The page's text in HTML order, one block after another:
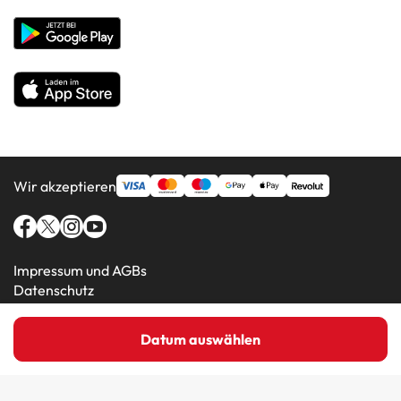
Datum auswählen
Alle Hotels
Wir akzeptieren
Impressum und AGBs
Datenschutz
Amimir.com (C) 2016-2026 - Viajes Para Ti S.L.U